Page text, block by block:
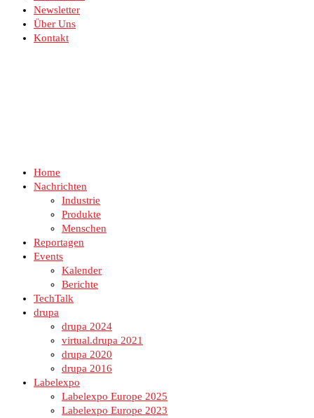
Newsletter
Über Uns
Kontakt
Home
Nachrichten
Industrie
Produkte
Menschen
Reportagen
Events
Kalender
Berichte
TechTalk
drupa
drupa 2024
virtual.drupa 2021
drupa 2020
drupa 2016
Labelexpo
Labelexpo Europe 2025
Labelexpo Europe 2023